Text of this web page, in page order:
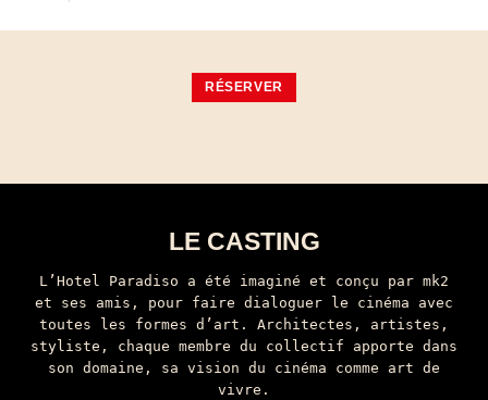
RÉSERVER
LE CASTING
L’Hotel Paradiso a été imaginé et conçu par mk2
et ses amis, pour faire dialoguer le cinéma avec
toutes les formes d’art. Architectes, artistes,
styliste, chaque membre du collectif apporte dans
son domaine, sa vision du cinéma comme art de
vivre.